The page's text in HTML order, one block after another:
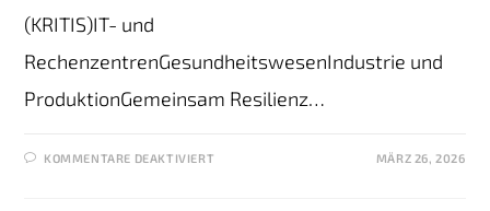
(KRITIS)IT- und
RechenzentrenGesundheitswesenIndustrie und
ProduktionGemeinsam Resilienz…
KOMMENTARE DEAKTIVIERT MÄRZ 26, 2026